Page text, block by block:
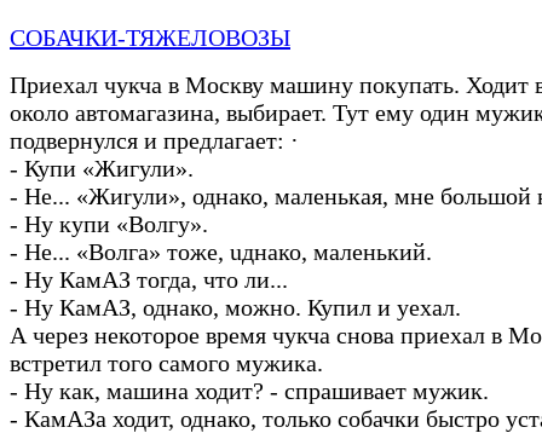
СОБАЧКИ-ТЯЖЕЛОВОЗЫ
Приехал чукча в Москву машину покупать. Ходит
около автомагазина, выбирает. Тут ему один
подвернулся и предлагает: ·
- Купи «Жигули».
- Не... «Жиrули», однако, маленькая, мне большой
- Ну купи «Волгу».
- Не... «Волга» тоже, uднако, маленький.
- Ну КамАЗ тогда, что ли...
- Ну КамАЗ, однако, можно. Купил и уехал.
А через некоторое время чукча снова приехал в
встретил того самого мужика.
- Ну как, машина ходит? - спрашивает мужик.
- КамАЗа ходит, однако, только собачки быстро